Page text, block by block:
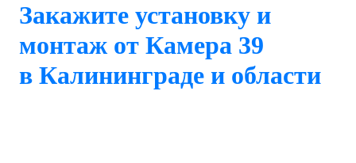
Закажите установку и
монтаж от Камера 39
в Калининграде и области